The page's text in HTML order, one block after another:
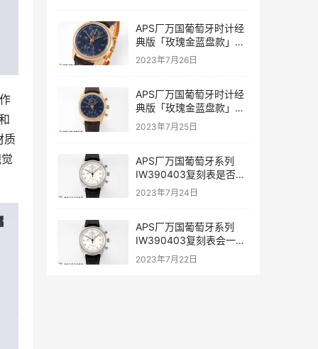
质
APS厂万国葡萄牙时计经
典版「玫瑰金蓝盘款」复
刻表是否值得入手-APS手
2023年7月26日
APS厂万国葡萄牙时计经
典版「玫瑰金蓝盘款」复
刻表深度评测-APS手表
2023年7月25日
APS厂万国葡萄牙系列
IW390403复刻表是否能
过专柜-APS手表
2023年7月24日
APS厂万国葡萄牙系列
IW390403复刻表会一眼
假吗-APS手表
2023年7月22日